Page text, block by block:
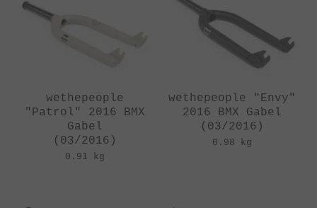
wethepeople
"Patrol" 2016 BMX
Gabel
(03/2016)
0.91 kg
wethepeople "Envy"
2016 BMX Gabel
(03/2016)
0.98 kg